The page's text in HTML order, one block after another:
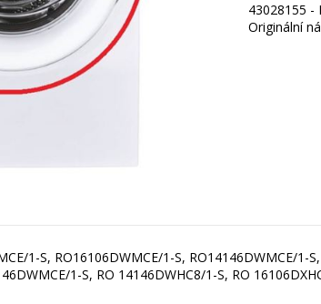
43028155 -
Originální
1-S, RO16106DWMCE/1-S, RO14146DWMCE/1-
1-S, RO 14146DWHC8/1-S, RO